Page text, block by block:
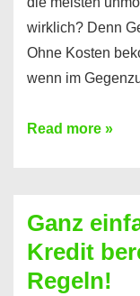
wirklich? Denn
Ohne Kosten
wenn im
Einen
bekommen?
So
ist
Read more »
Ganz
Kredit
Regeln!